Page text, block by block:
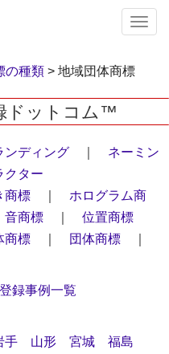
T
o
e
v
a
i
o
の種類 > 地域団体商標
ドットコム™
ンディング
ネーミン
クター
商標
ホログラム商
音商標
位置商標
商標 団体商標
録事例一覧
手 山形 宮城
福島